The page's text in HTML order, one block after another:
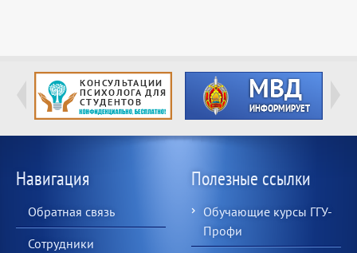
Навигация
Обратная связь
Сотрудники
Полезные ссылки
Обучающие курсы ГГУ-
Профи